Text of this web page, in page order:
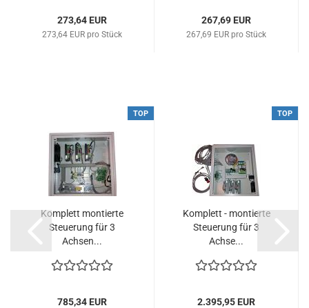
273,64 EUR
273,64 EUR pro Stück
267,69 EUR
267,69 EUR pro Stück
TOP
Komplett montierte
Steuerung für 3
Achsen...
785,34 EUR
TOP
Komplett - montierte
Steuerung für 3
Achse...
2.395,95 EUR